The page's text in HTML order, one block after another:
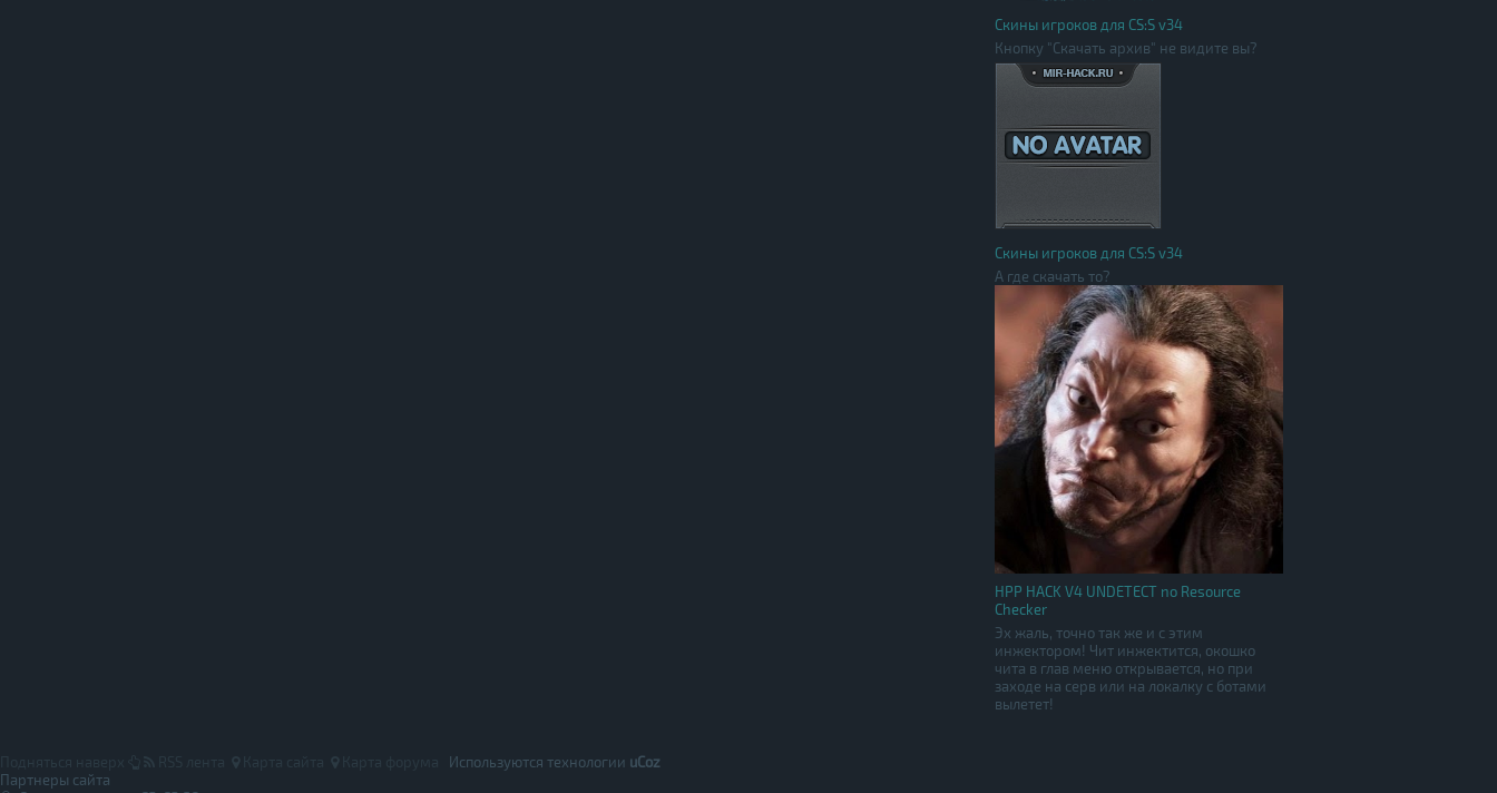
Скины игроков для CS:S v34
Кнопку "Скачать архив" не видите вы?
Скины игроков для CS:S v34
А где скачать то?
HPP HACK V4 UNDETECT no Resource
Checker
Эх жаль, точно так же и с этим
инжектором! Чит инжектится, окошко
чита в глав меню открывается, но при
заходе на серв или на локалку с ботами
вылетет!
Используются технологии uCoz
Партнеры сайта